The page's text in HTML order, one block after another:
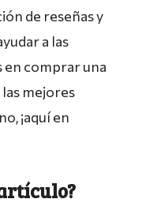
de reseñas y
a las
en comprar una
mejores
¡aquí en